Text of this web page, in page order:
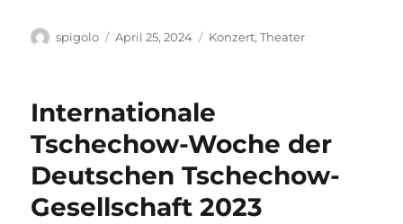
Autor
spigolo
Veröffentlicht
April 25, 2024 Kategorien
Konzert,Theater
Internationale
Tschechow-Woche der
Deutschen Tschechow-
Gesellschaft 2023